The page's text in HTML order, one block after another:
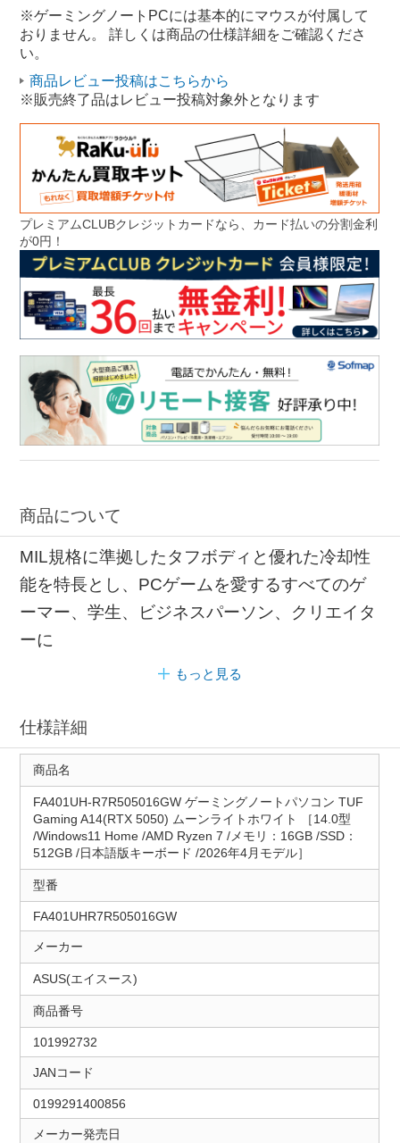
※ゲーミングノートPCには基本的にマウスが付属して
おりません。 詳しくは商品の仕様詳細をご確認くださ
い。
商品レビュー投稿はこちらから
※販売終了品はレビュー投稿対象外となります
プレミアムCLUBクレジットカードなら、カード払いの分割金利
が0円！
商品について
MIL規格に準拠したタフボディと優れた冷却性
能を特長とし、PCゲームを愛するすべてのゲ
ーマー、学生、ビジネスパーソン、クリエイタ
ーに
もっと見る
仕様詳細
商品名
FA401UH-R7R505016GW ゲーミングノートパソコン TUF
Gaming A14(RTX 5050) ムーンライトホワイト ［14.0型
/Windows11 Home /AMD Ryzen 7 /メモリ：16GB /SSD：
512GB /日本語版キーボード /2026年4月モデル］
型番
FA401UHR7R505016GW
メーカー
ASUS(エイスース)
商品番号
101992732
JANコード
0199291400856
メーカー発売日